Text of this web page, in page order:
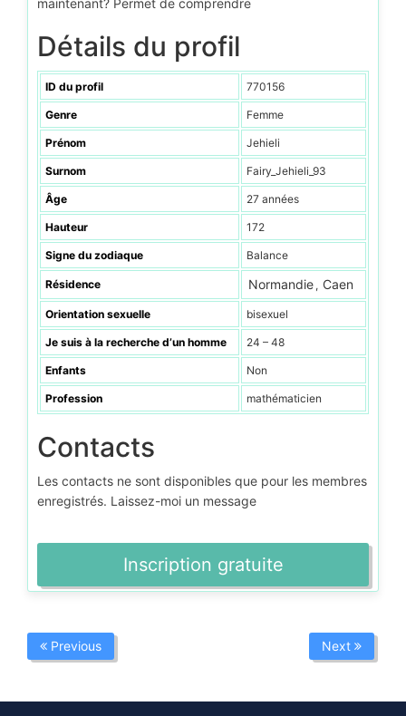
maintenant? Permet de comprendre
Détails du profil
ID du profil 770156
Genre Femme
Prénom Jehieli
Surnom Fairy_Jehieli_93
Âge 27 années
Hauteur 172
Signe du zodiaque Balance
Résidence Normandie , Caen
Orientation sexuelle bisexuel
Je suis à la recherche d’un homme 24 – 48
Enfants Non
Profession mathématicien
Contacts
Les contacts ne sont disponibles que pour les membres
enregistrés. Laissez-moi un message
Inscription gratuite
Previous Next